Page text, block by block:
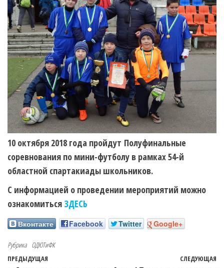
10 октября 2018 года пройдут Полуфинальные
соревнования по мини-футболу в рамках 54-й
областной спартакиады школьников.
С информацией о проведении мероприятий можно
ознакомиться ЗДЕСЬ
Вконтакте Facebook Twitter Google+
Рубрика ОДЮТиФК
ПРЕДЫДУЩАЯ СЛЕДУЮЩАЯ